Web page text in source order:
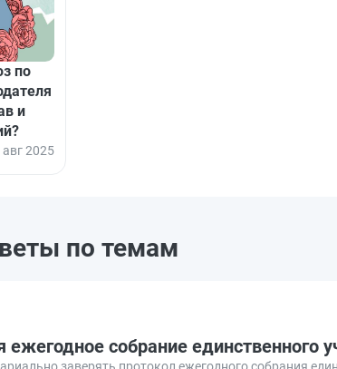
по
и
авг 2025
по темам
собрание единственного